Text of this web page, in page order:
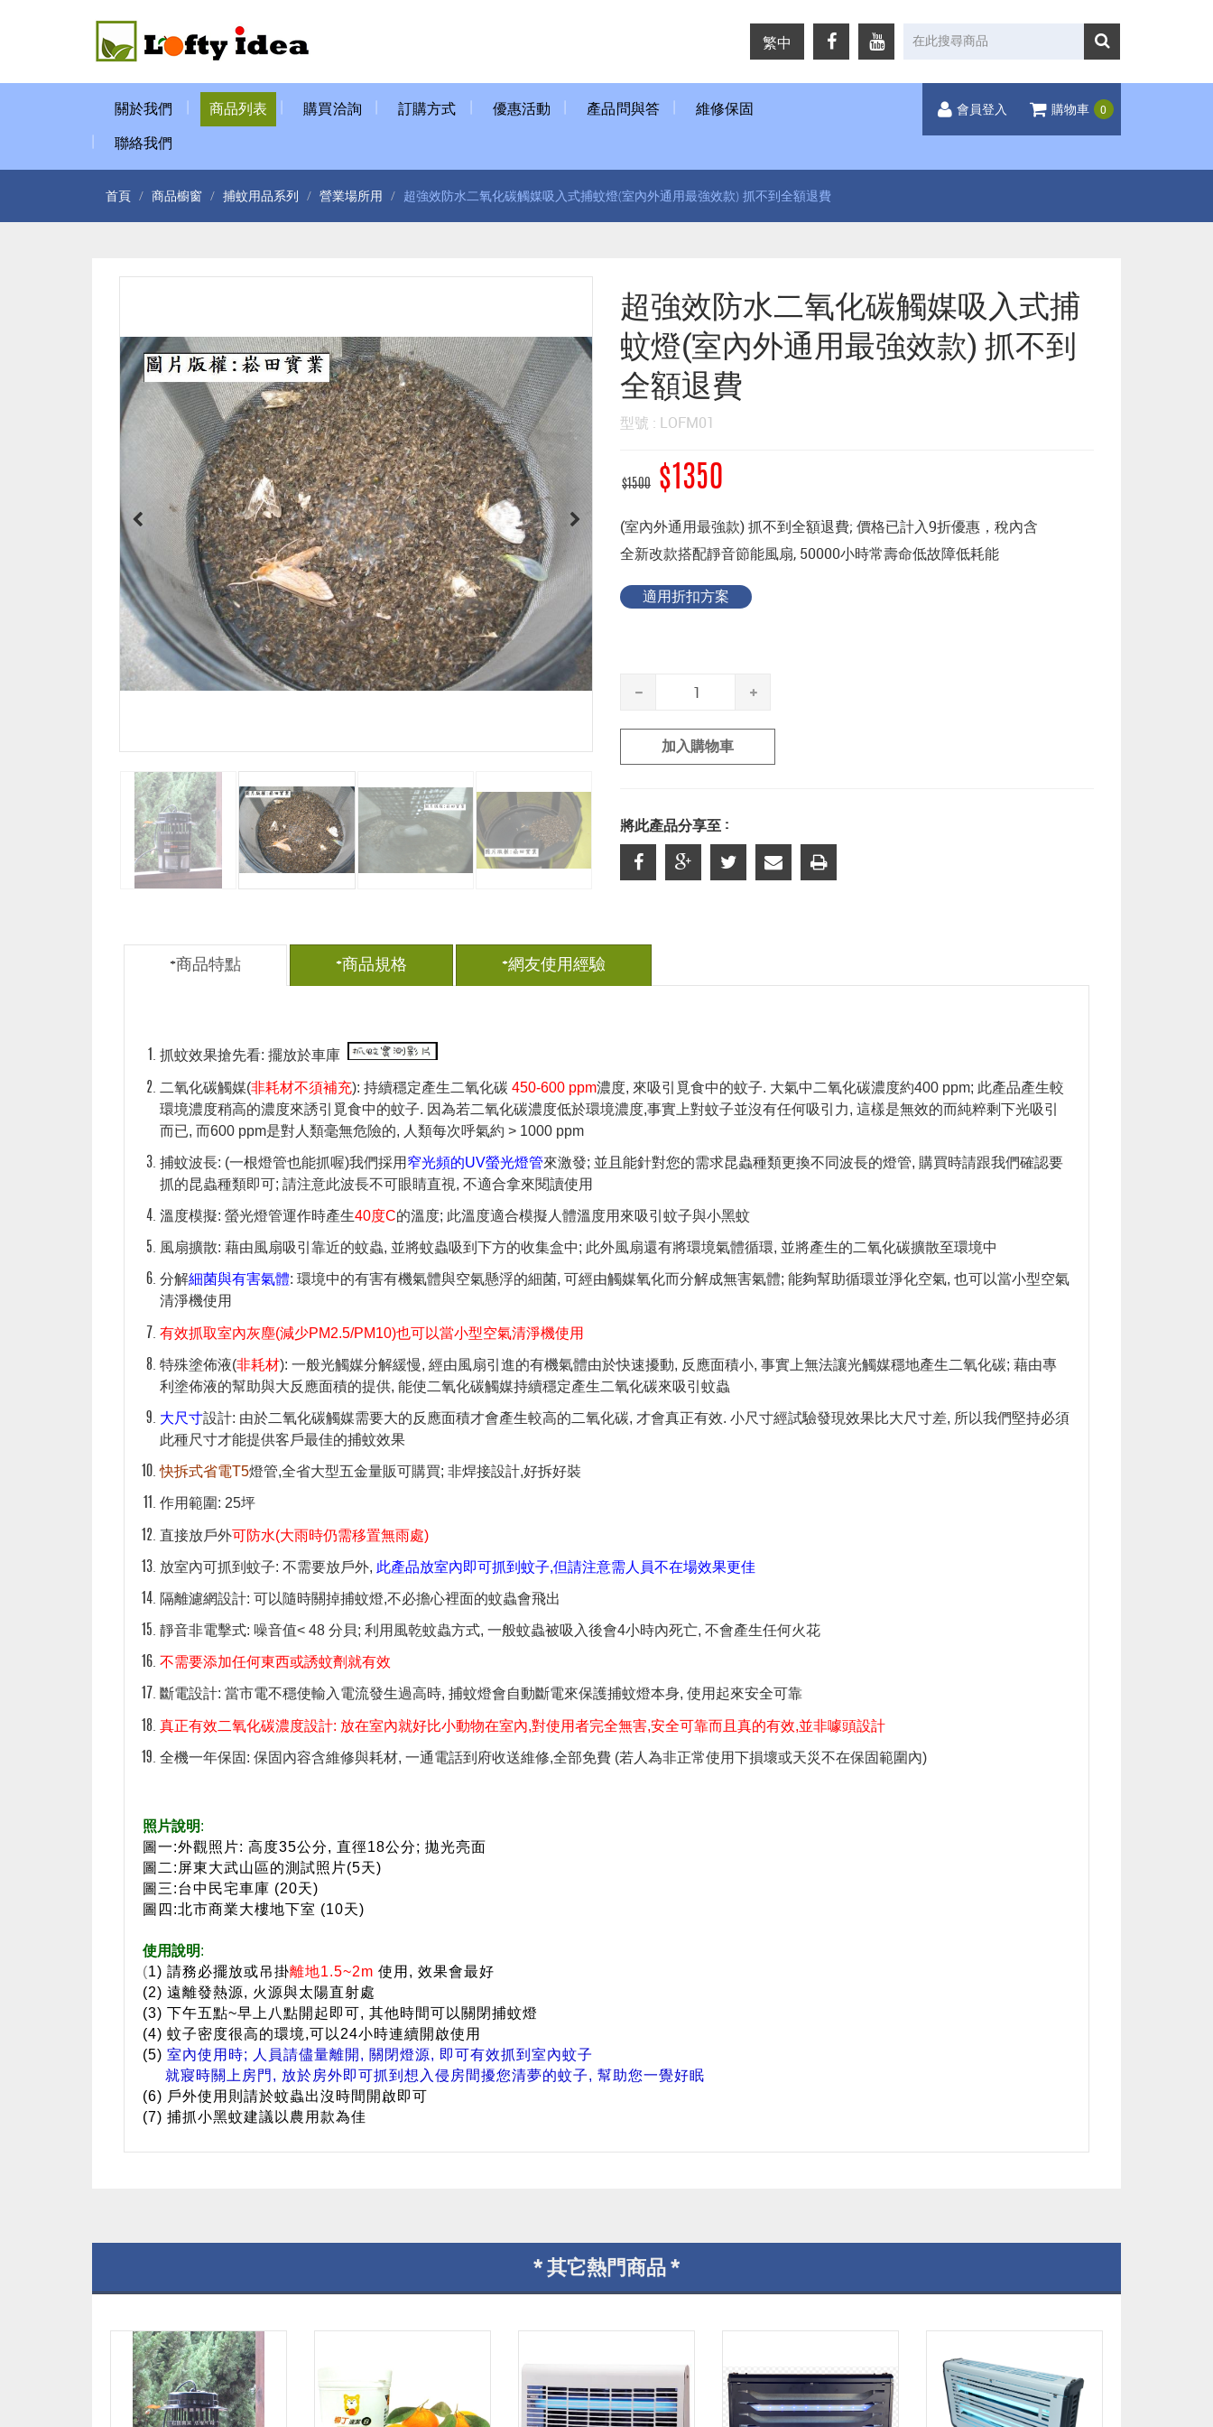
繁中
關於我們 商品列表 購買洽詢 訂購方式 優惠活動 產品問與答 維修保固
聯絡我們
會員登入 購物車 0
首頁 商品櫥窗 捕蚊用品系列 營業場所用 超強效防水二氧化碳觸媒吸入式捕蚊燈(室內外通用最強效款) 抓不到全額退費
超強效防水二氧化碳觸媒吸入式捕
蚊燈(室內外通用最強效款) 抓不到
全額退費
型號 : LOFM01
$1500 $1350
(室內外通用最強款) 抓不到全額退費; 價格已計入9折優惠，稅內含
全新改款搭配靜音節能風扇, 50000小時常壽命低故障低耗能
適用折扣方案
加入購物車
將此產品分享至 :
+商品特點 +商品規格 +網友使用經驗
抓蚊效果搶先看: 擺放於車庫
二氧化碳觸媒(非耗材不須補充): 持續穩定產生二氧化碳450-600 ppm濃度, 來吸引覓食中的蚊子. 大氣中二氧化碳濃度約400 ppm; 此產品產生較
環境濃度稍高的濃度來誘引覓食中的蚊子. 因為若二氧化碳濃度低於環境濃度,事實上對蚊子並沒有任何吸引力, 這樣是無效的而純粹剩下光吸引
而已, 而600 ppm是對人類毫無危險的, 人類每次呼氣約 > 1000 ppm
捕蚊波長: (一根燈管也能抓喔)我們採用 窄光頻的UV螢光燈管來激發; 並且能針對您的需求昆蟲種類更換不同波長的燈管, 購買時請跟我們確認要
抓的昆蟲種類即可; 請注意此波長不可眼睛直視, 不適合拿來閱讀使用
溫度模擬: 螢光燈管運作時產生40度C的溫度; 此溫度適合模擬人體溫度用來吸引蚊子與小黑蚊
風扇擴散: 藉由風扇吸引靠近的蚊蟲, 並將蚊蟲吸到下方的收集盒中; 此外風扇還有將環境氣體循環, 並將產生的二氧化碳擴散至環境中
分解細菌與有害氣體: 環境中的有害有機氣體與空氣懸浮的細菌, 可經由觸媒氧化而分解成無害氣體; 能夠幫助循環並淨化空氣, 也可以當小型空氣
清淨機使用
有效抓取室內灰塵(減少PM2.5/PM10)也可以當小型空氣清淨機使用
特殊塗佈液(非耗材): 一般光觸媒分解緩慢, 經由風扇引進的有機氣體由於快速擾動, 反應面積小, 事實上無法讓光觸媒穩地產生二氧化碳; 藉由專
利塗佈液的幫助與大反應面積的提供, 能使二氧化碳觸媒持續穩定產生二氧化碳來吸引蚊蟲
大尺寸設計: 由於二氧化碳觸媒需要大的反應面積才會產生較高的二氧化碳, 才會真正有效. 小尺寸經試驗發現效果比大尺寸差, 所以我們堅持必須
此種尺寸才能提供客戶最佳的捕蚊效果
快拆式省電T5燈管,全省大型五金量販可購買; 非焊接設計,好拆好裝
作用範圍: 25坪
直接放戶外可防水(大雨時仍需移置無雨處)
放室內可抓到蚊子: 不需要放戶外, 此產品放室內即可抓到蚊子,但請注意需人員不在場效果更佳
隔離濾網設計: 可以隨時關掉捕蚊燈,不必擔心裡面的蚊蟲會飛出
靜音非電擊式: 噪音值< 48 分貝; 利用風乾蚊蟲方式, 一般蚊蟲被吸入後會4小時內死亡, 不會產生任何火花
不需要添加任何東西或誘蚊劑就有效
斷電設計: 當市電不穩使輸入電流發生過高時, 捕蚊燈會自動斷電來保護捕蚊燈本身, 使用起來安全可靠
真正有效二氧化碳濃度設計: 放在室內就好比小動物在室內,對使用者完全無害,安全可靠而且真的有效,並非噱頭設計
全機一年保固: 保固內容含維修與耗材, 一通電話到府收送維修,全部免費 (若人為非正常使用下損壞或天災不在保固範圍內)
照片說明:
圖一:外觀照片: 高度35公分, 直徑18公分; 拋光亮面
圖二:屏東大武山區的測試照片(5天)
圖三:台中民宅車庫 (20天)
圖四:北市商業大樓地下室 (10天)
使用說明:
(1) 請務必擺放或吊掛離地1.5~2m 使用 , 效果會最好
(2) 遠離發熱源, 火源與太陽直射處
(3) 下午五點~早上八點開起即可, 其他時間可以關閉捕蚊燈
(4) 蚊子密度很高的環境,可以24小時連續開啟使用
(5) 室內使用時; 人員請儘量離開, 關閉燈源, 即可有效抓到室內蚊子
就寢時關上房門, 放於房外即可抓到想入侵房間擾您清夢的蚊子, 幫助您一覺好眠
(6) 戶外使用則請於蚊蟲出沒時間開啟即可
(7) 捕抓小黑蚊建議以農用款為佳
* 其它熱門商品 *